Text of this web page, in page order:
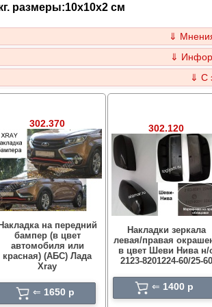
размеры:10x10x2 см
⇓
⇓
⇓ С
302.370
на передний
бампер (в цвет
автомобиля или
красная) (АБС) Лада
Xray
⇐ 1650 p
302.120
Накладки зеркала
левая/правая
в цвет Шеви Нива н/
2123-8201224-60/25-60
⇐ 1400 p